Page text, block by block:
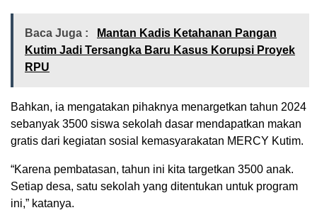
Baca Juga :
Mantan Kadis Ketahanan Pangan
Kutim Jadi Tersangka Baru Kasus Korupsi Proyek
RPU
Bahkan, ia mengatakan pihaknya menargetkan tahun 2024
sebanyak 3500 siswa sekolah dasar mendapatkan makan
gratis dari kegiatan sosial kemasyarakatan MERCY Kutim.
“Karena pembatasan, tahun ini kita targetkan 3500 anak.
Setiap desa, satu sekolah yang ditentukan untuk program
ini,” katanya.